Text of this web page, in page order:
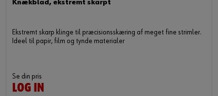
Knækblad, ekstremt skarpt
Ekstremt skarp klinge til præcisionsskæring af meget fine strimler.
Ideel til papir, film og tynde materialer
Se din pris
LOG IN